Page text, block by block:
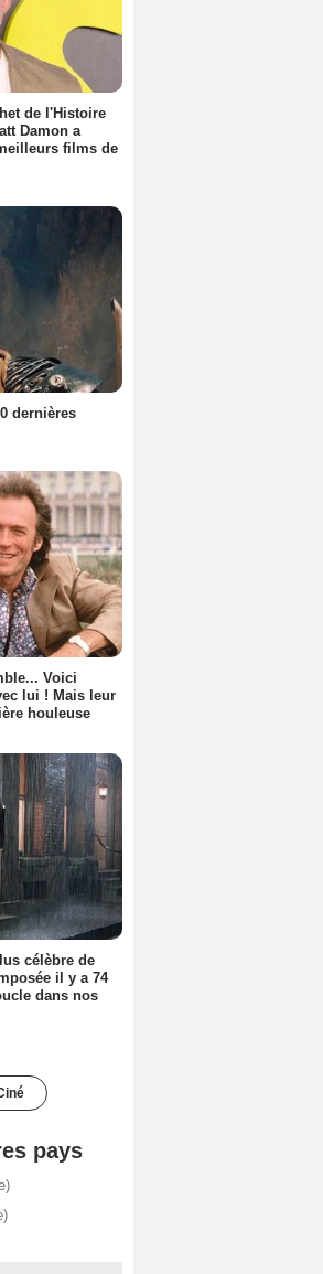
de l'Histoire
Damon a
films de
dernières
Voici
lui ! Mais leur
houleuse
célèbre de
il y a 74
dans nos
pays